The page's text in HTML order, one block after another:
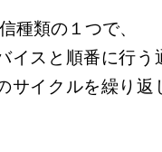
種類の１つで、
イスと順番に行う
サイクルを繰り返